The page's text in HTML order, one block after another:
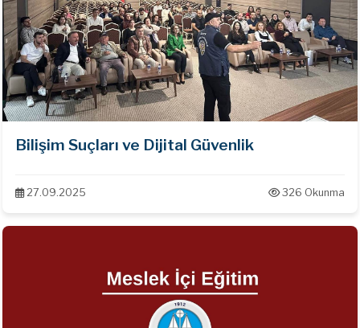
Bilişim Suçları ve Dijital Güvenlik
27.09.2025 326 Okunma